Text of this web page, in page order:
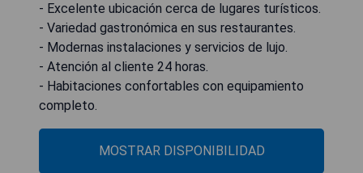
- Excelente ubicación cerca de lugares turísticos.
- Variedad gastronómica en sus restaurantes.
- Modernas instalaciones y servicios de lujo.
- Atención al cliente 24 horas.
- Habitaciones confortables con equipamiento
completo.
MOSTRAR DISPONIBILIDAD